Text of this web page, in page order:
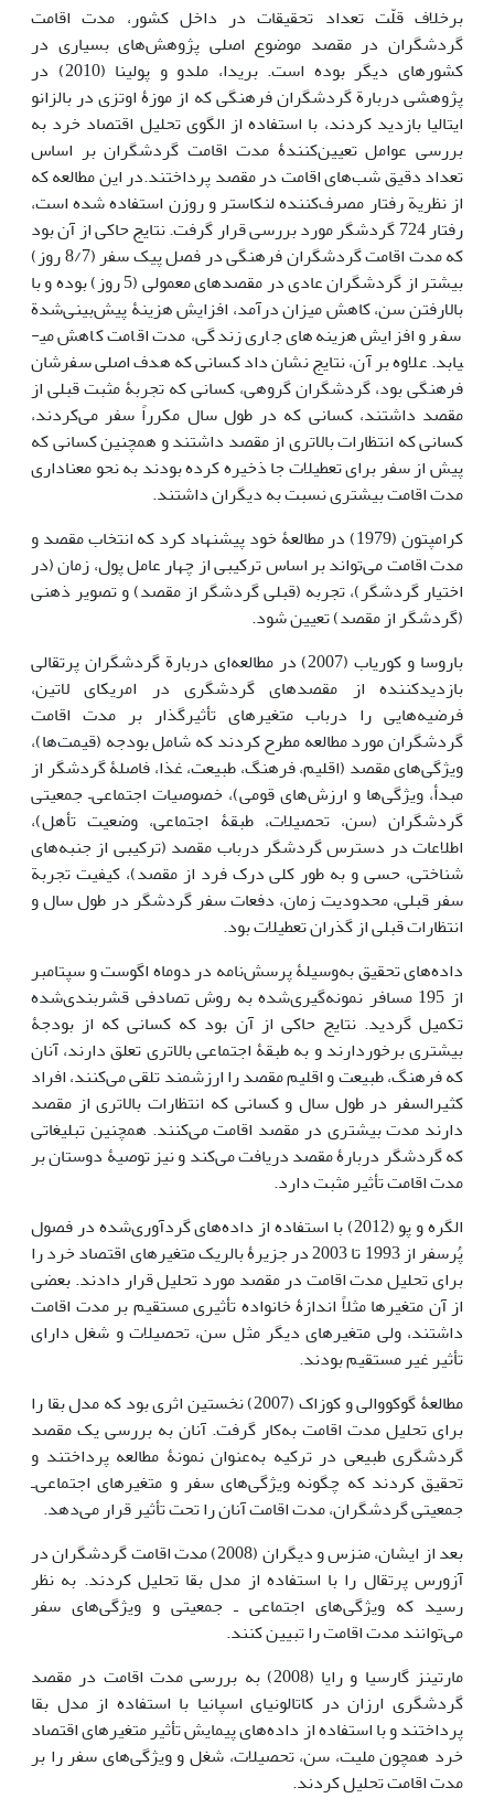
برخلاف قلّت تعداد تحقیقات در داخل کشور، مدت اقامت
گردشگران در مقصد موضوع اصلی پژوهش‌های بسیاری در
کشورهای دیگر بوده است. بریدا، ملدو و پولینا (2010) در
پژوهشی دربارة گردشگران فرهنگی که از موزۀ اوتزی در بالزانو
ایتالیا بازدید کردند، با استفاده از الگوی تحلیل اقتصاد خرد به
بررسی عوامل تعیین‌کنندۀ مدت اقامت گردشگران بر اساس
تعداد دقیق شب‌های اقامت در مقصد پرداختند.در این مطالعه که
از نظریة رفتار مصرف‌کننده لنکاستر و روزن استفاده شده است،
رفتار 724 گردشگر مورد بررسی قرار گرفت. نتایج حاکی از آن بود
که مدت اقامت گردشگران فرهنگی در فصل پیک سفر (8/7 روز)
بیشتر از گردشگران عادی در مقصدهای معمولی (5 روز) بوده و با
بالارفتن سن، کاهش میزان درآمد، افزایش هزینۀ پیش‌بینی‌شدة
سفر و افزایش هزینه‌های جاری زندگی، مدت اقامت کاهش می­
یابد. علاوه بر آن، نتایج نشان داد کسانی که هدف اصلی سفرشان
فرهنگی بود، گردشگران گروهی، کسانی که تجربۀ مثبت قبلی از
مقصد داشتند، کسانی که در طول سال مکرراً سفر می‌کردند،
کسانی که انتظارات بالاتری از مقصد داشتند و همچنین کسانی که
پیش از سفر برای تعطیلات جا ذخیره کرده بودند به نحو معناداری
مدت اقامت بیشتری نسبت به دیگران داشتند.
کرامپتون (1979) در مطالعۀ خود پیشنهاد کرد که انتخاب مقصد و
مدت اقامت می‌تواند بر اساس ترکیبی از چهار عامل پول، زمان (در
اختیار گردشگر)، تجربه (قبلی گردشگر از مقصد) و تصویر ذهنی
(گردشگر از مقصد) تعیین شود.
باروسا و کوریاب (2007) در مطالعه‌ای دربارة گردشگران پرتقالی
بازدیدکننده از مقصدهای گردشگری در امریکای لاتین،
فرضیه‌هایی را درباب متغیرهای تأثیرگذار بر مدت اقامت
گردشگران مورد مطالعه مطرح کردند که شامل بودجه (قیمت‌ها)،
ویژگی‌های مقصد (اقلیم، فرهنگ، طبیعت، غذا، فاصلۀ گردشگر از
مبدأ، ویژگی‌ها و ارزش‌های قومی)، خصوصیات اجتماعی– جمعیتی
گردشگران (سن، تحصیلات، طبقۀ اجتماعی، وضعیت تأهل)،
اطلاعات در دسترس گردشگر درباب مقصد (ترکیبی از جنبه‌های
شناختی، حسی و به طور کلی درک فرد از مقصد)، کیفیت تجربة
سفر قبلی، محدودیت زمان، دفعات سفر گردشگر در طول سال و
انتظارات قبلی از گذران تعطیلات بود.
داده‌های تحقیق به‌وسیلۀ پرسش‌نامه در دوماه اگوست و سپتامبر
از 195 مسافر نمونه‌گیری‌شده به روش تصادفی قشربندی‌شده
تکمیل گردید. نتایج حاکی از آن بود که کسانی که از بودجۀ
بیشتری برخوردارند و به طبقۀ اجتماعی بالاتری تعلق دارند، آنان
که فرهنگ، طبیعت و اقلیم مقصد را ارزشمند تلقی می‌کنند، افراد
کثیرالسفر در طول سال و کسانی که انتظارات بالاتری از مقصد
دارند مدت بیشتری در مقصد اقامت می‌کنند. همچنین تبلیغاتی
که گردشگر دربارۀ مقصد دریافت می‌کند و نیز توصیۀ دوستان بر
مدت اقامت تأثیر مثبت دارد.
الگره و پو (2012) با استفاده از داده‌های گردآوری‌شده در فصول
پُرسفر از 1993 تا 2003 در جزیرۀ بالریک متغیرهای اقتصاد خرد را
برای تحلیل مدت اقامت در مقصد مورد تحلیل قرار دادند. بعضی
از آن متغیرها مثلاً اندازۀ خانواده تأثیری مستقیم بر مدت اقامت
داشتند، ولی متغیرهای دیگر مثل سن، تحصیلات و شغل دارای
تأثیر غیر مستقیم بودند.
مطالعۀ گوکووالی و کوزاک (2007) نخستین اثری بود که مدل بقا را
برای تحلیل مدت اقامت به‌کار گرفت. آنان به بررسی یک مقصد
گردشگری طبیعی در ترکیه به‌عنوان نمونۀ مطالعه پرداختند و
تحقیق کردند که چگونه ویژگی‌های سفر و متغیرهای اجتماعی‌ـ
جمعیتی گردشگران، مدت اقامت آنان را تحت تأثیر قرار می‌دهد.
بعد از ایشان، منزس و دیگران (2008) مدت اقامت گردشگران در
آزورس پرتقال را با استفاده از مدل بقا تحلیل کردند. به نظر
رسید که ویژگی‌های اجتماعی ـ جمعیتی و ویژگی‌های سفر
می‌توانند مدت اقامت را تبیین کنند.
مارتینز گارسیا و رایا (2008) به بررسی مدت اقامت در مقصد
گردشگری ارزان در کاتالونیای اسپانیا با استفاده از مدل بقا
پرداختند و با استفاده از داده‌های پیمایش تأثیر متغیرهای اقتصاد
خرد همچون ملیت، سن، تحصیلات، شغل و ویژگی‌های سفر را بر
مدت اقامت تحلیل کردند.